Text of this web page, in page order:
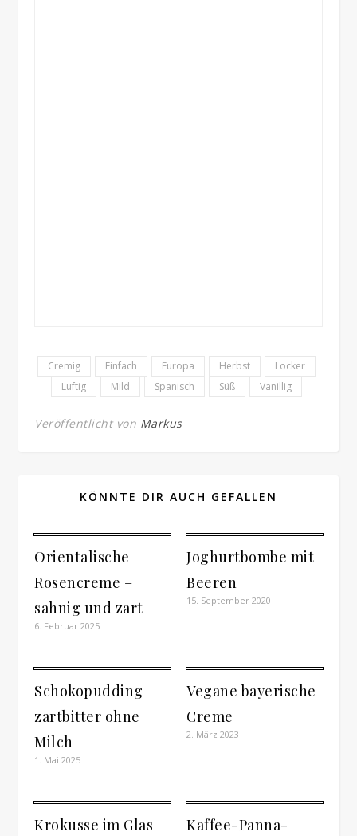
Cremig Einfach Europa Herbst
Locker
Luftig
Mild Spanisch Süß Vanillig
Veröffentlicht von Markus
KÖNNTE DIR AUCH GEFALLEN
Orientalische
Rosencreme –
sahnig und zart
6. Februar 2025
Joghurtbombe mit
Beeren
15. September 2020
Schokopudding –
zartbitter ohne
Milch
1. Mai 2025
Vegane bayerische
Creme
2. März 2023
Krokusse im Glas –
Kaffee-Panna-